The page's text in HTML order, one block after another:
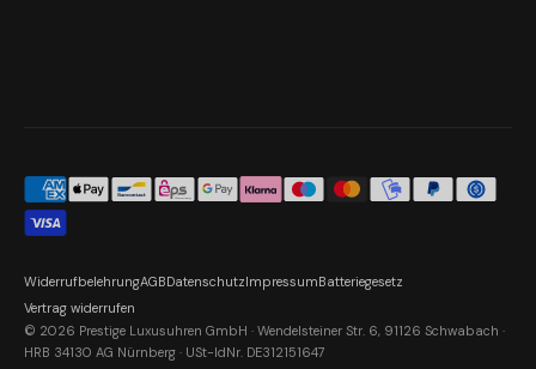
© 2026 Prestige Luxusuhren GmbH · Wendelsteiner Str. 6, 91126 Schwabach ·
HRB 34130 AG Nürnberg · USt-IdNr. DE312151647
WiderrufbelehrungAGBDatenschutzImpressumBatteriegesetz
Vertrag widerrufen